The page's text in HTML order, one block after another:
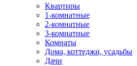
Квартиры
1-комнатные
2-комнатные
3-комнатные
Комнаты
Дома, коттеджи, усадьбы
Дачи